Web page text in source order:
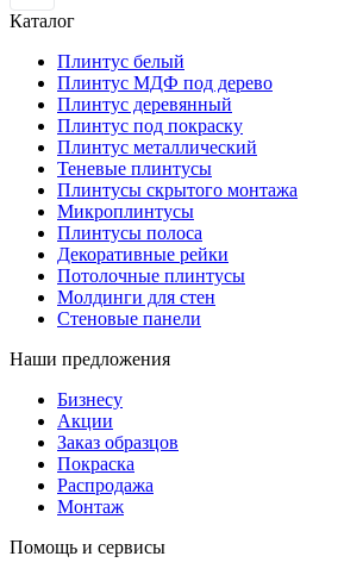
Каталог
Плинтус белый
Плинтус МДФ под дерево
Плинтус деревянный
Плинтус под покраску
Плинтус металлический
Теневые плинтусы
Плинтусы скрытого монтажа
Микроплинтусы
Плинтусы полоса
Декоративные рейки
Потолочные плинтусы
Молдинги для стен
Стеновые панели
Наши предложения
Бизнесу
Акции
Заказ образцов
Покраска
Распродажа
Монтаж
Помощь и сервисы